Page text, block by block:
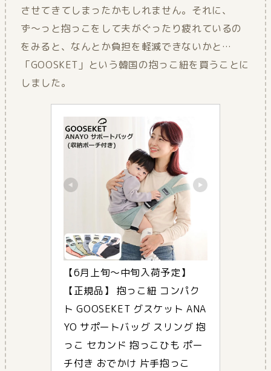
させてきてしまったかもしれません。それに、
ず〜っと抱っこをして夫がぐったり疲れているの
をみると、なんとか負担を軽減できないかと…
「GOOSKET」という韓国の抱っこ紐を買うことに
しました。
【6月上旬〜中旬入荷予定】
【正規品】 抱っこ紐 コンパク
ト GOOSEKET グスケット ANA
YO サポートバッグ スリング 抱
っこ セカンド 抱っこひも ポー
チ付き おでかけ 片手抱っこ